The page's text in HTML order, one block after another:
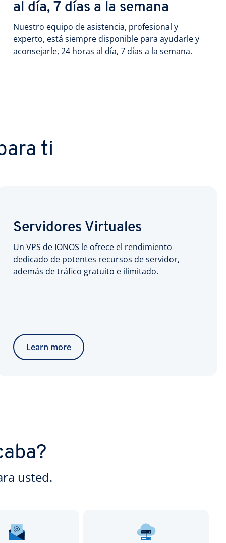
al día, 7 días a la semana
Nuestro equipo de asistencia, profesional y
experto, está siempre disponible para ayudarle y
aconsejarle, 24 horas al día, 7 días a la semana.
ti
Servidores Virtuales
Un VPS de IONOS le ofrece el rendimiento
dedicado de potentes recursos de servidor,
además de tráfico gratuito e ilimitado.
Learn more
usted.